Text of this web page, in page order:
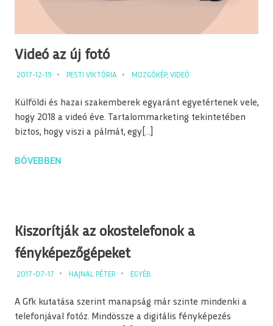
Videó az új fotó
2017-12-19 PESTI VIKTÓRIA MOZGÓKÉP, VIDEÓ
Külföldi és hazai szakemberek egyaránt egyetértenek vele,
hogy 2018 a videó éve. Tartalommarketing tekintetében
biztos, hogy viszi a pálmát, egy[…]
BŐVEBBEN
Kiszorítják az okostelefonok a
fényképezőgépeket
2017-07-17 HAJNAL PÉTER EGYÉB
A Gfk kutatása szerint manapság már szinte mindenki a
telefonjával fotóz. Mindössze a digitális fényképezés